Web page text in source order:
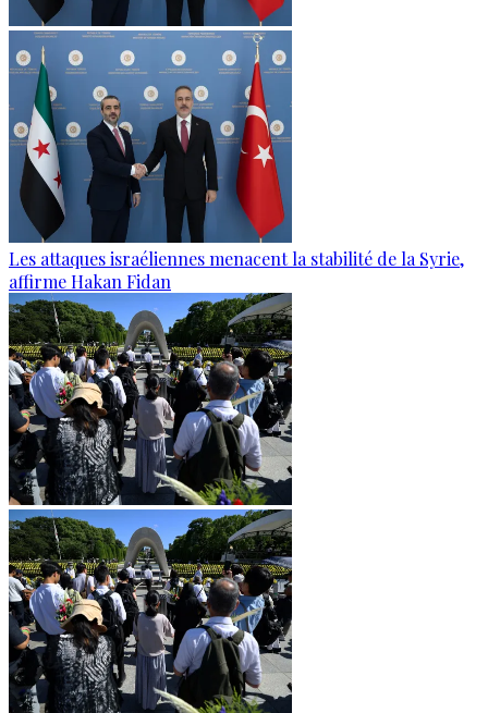
Les attaques israéliennes menacent la stabilité de la Syrie,
affirme Hakan Fidan